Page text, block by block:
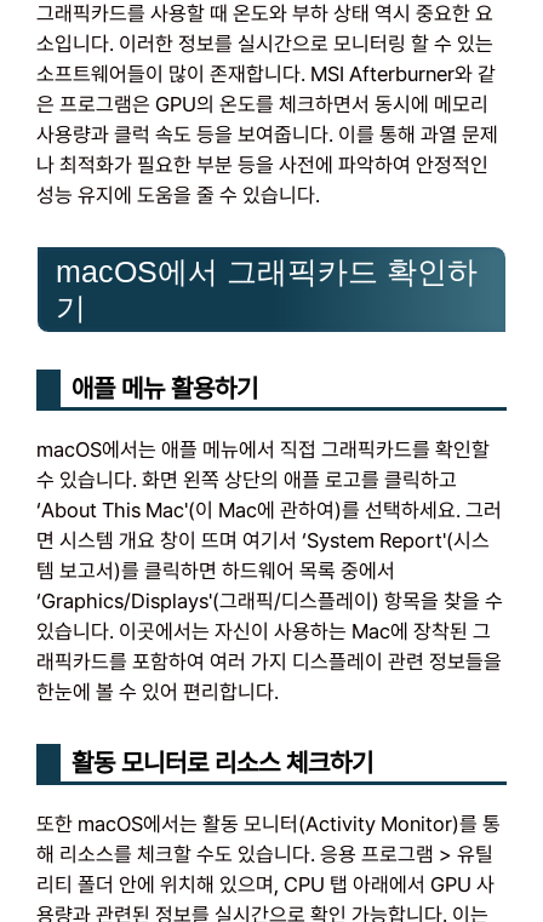
그래픽카드를 사용할 때 온도와 부하 상태 역시 중요한 요
소입니다. 이러한 정보를 실시간으로 모니터링 할 수 있는
소프트웨어들이 많이 존재합니다. MSI Afterburner와 같
은 프로그램은 GPU의 온도를 체크하면서 동시에 메모리
사용량과 클럭 속도 등을 보여줍니다. 이를 통해 과열 문제
나 최적화가 필요한 부분 등을 사전에 파악하여 안정적인
성능 유지에 도움을 줄 수 있습니다.
macOS에서 그래픽카드 확인하
기
애플 메뉴 활용하기
macOS에서는 애플 메뉴에서 직접 그래픽카드를 확인할
수 있습니다. 화면 왼쪽 상단의 애플 로고를 클릭하고
‘About This Mac'(이 Mac에 관하여)를 선택하세요. 그러
면 시스템 개요 창이 뜨며 여기서 ‘System Report'(시스
템 보고서)를 클릭하면 하드웨어 목록 중에서
‘Graphics/Displays'(그래픽/디스플레이) 항목을 찾을 수
있습니다. 이곳에서는 자신이 사용하는 Mac에 장착된 그
래픽카드를 포함하여 여러 가지 디스플레이 관련 정보들을
한눈에 볼 수 있어 편리합니다.
활동 모니터로 리소스 체크하기
또한 macOS에서는 활동 모니터(Activity Monitor)를 통
해 리소스를 체크할 수도 있습니다. 응용 프로그램 > 유틸
리티 폴더 안에 위치해 있으며, CPU 탭 아래에서 GPU 사
용량과 관련된 정보를 실시간으로 확인 가능합니다. 이는